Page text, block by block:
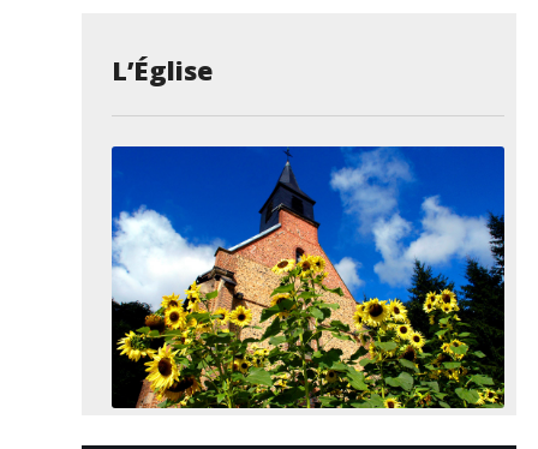
L’Église